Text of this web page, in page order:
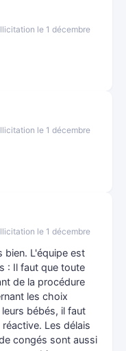
le 1 décembre
le 1 décembre
le 1 décembre
bien. L'équipe est
: Il faut que toute
de la procédure
les choix
bébés, il faut
Les délais
congés sont aussi